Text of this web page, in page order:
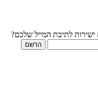
ישירות לתיבת המייל שלכם?